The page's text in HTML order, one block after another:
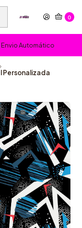
0
Automático
Personalizada